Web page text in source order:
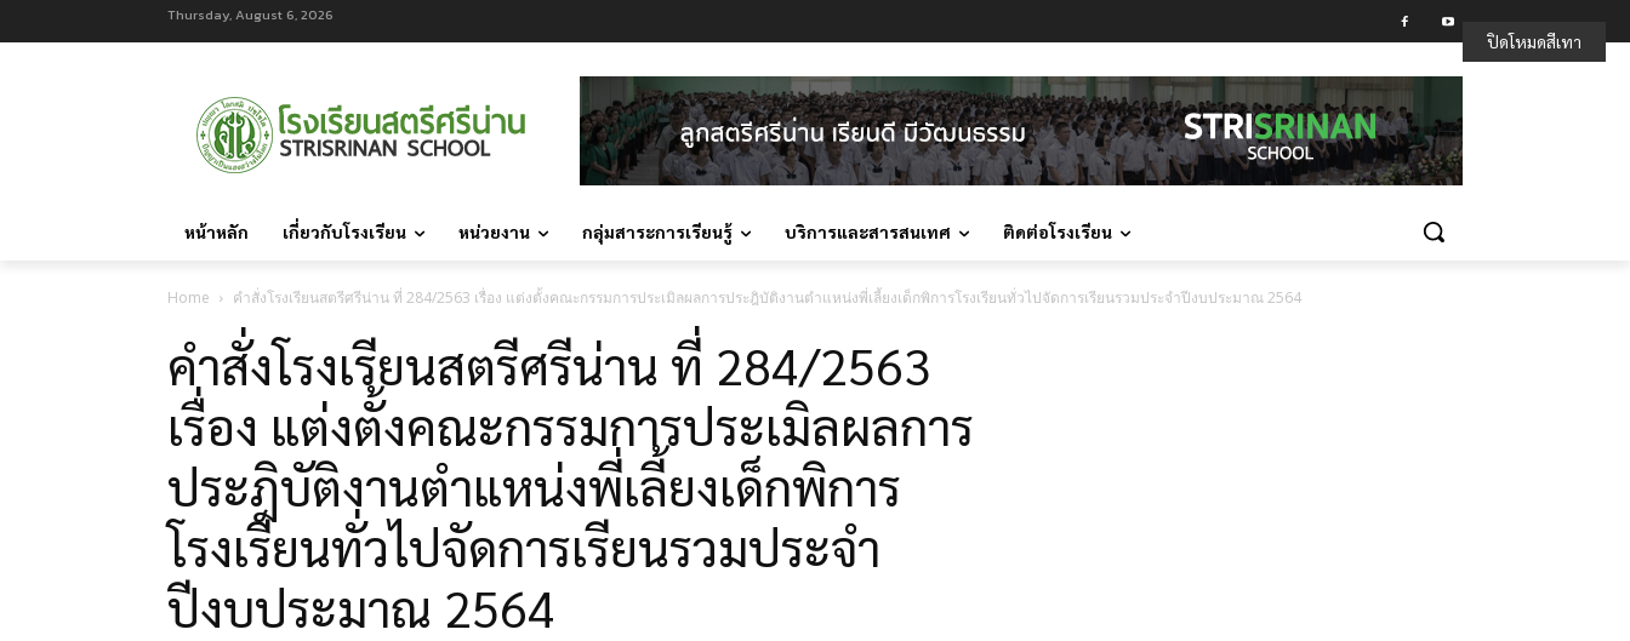
Thursday, August 6, 2026
หน้าหลัก เกี่ยวกับโรงเรียน หน่วยงาน กลุ่มสาระการเรียนรู้ บริการและสารสนเทศ ติดต่อโรงเรียน
Home คำสั่งโรงเรียนสตรีศรีน่าน ที่ 284/2563 เรื่อง แต่งตั้งคณะกรรมการประเมิลผลการประฎิบัติงานตำแหน่งพี่เลี้ยงเด็กพิการโรงเรียนทั่วไปจัดการเรียนรวมประจำปีงบประมาณ 2564
คำสั่งโรงเรียนสตรีศรีน่าน ที่ 284/2563
เรื่อง แต่งตั้งคณะกรรมการประเมิลผลการ
ประฎิบัติงานตำแหน่งพี่เลี้ยงเด็กพิการ
โรงเรียนทั่วไปจัดการเรียนรวมประจำ
ปีงบประมาณ 2564
ปิดโหมดสีเทา